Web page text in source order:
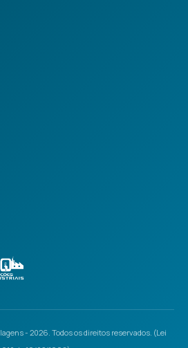
- 2026. Todos os direitos reservados. (Lei